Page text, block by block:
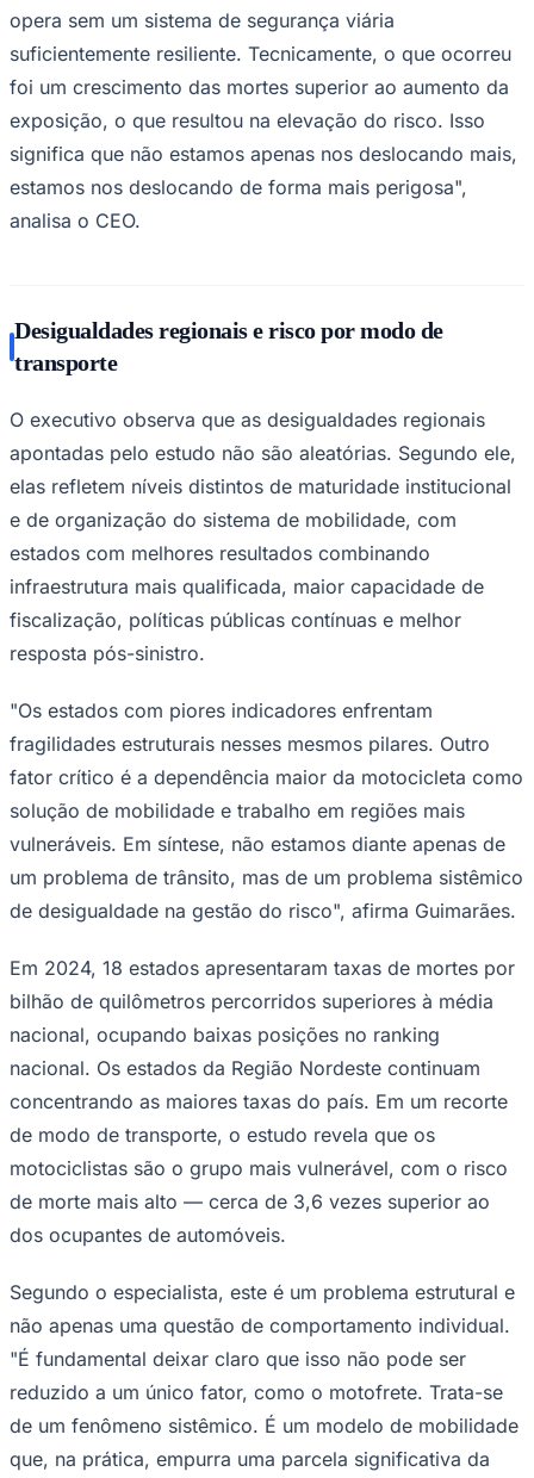
Corinthians
Palmeiras
São Paulo
opera sem um sistema de segurança viária
suficientemente resiliente. Tecnicamente, o que ocorreu
foi um crescimento das mortes superior ao aumento da
exposição, o que resultou na elevação do risco. Isso
significa que não estamos apenas nos deslocando mais,
estamos nos deslocando de forma mais perigosa",
analisa o CEO.
Desigualdades regionais e risco por modo de
transporte
O executivo observa que as desigualdades regionais
apontadas pelo estudo não são aleatórias. Segundo ele,
elas refletem níveis distintos de maturidade institucional
e de organização do sistema de mobilidade, com
estados com melhores resultados combinando
infraestrutura mais qualificada, maior capacidade de
fiscalização, políticas públicas contínuas e melhor
resposta pós-sinistro.
"Os estados com piores indicadores enfrentam
fragilidades estruturais nesses mesmos pilares. Outro
fator crítico é a dependência maior da motocicleta como
solução de mobilidade e trabalho em regiões mais
vulneráveis. Em síntese, não estamos diante apenas de
um problema de trânsito, mas de um problema sistêmico
de desigualdade na gestão do risco", afirma Guimarães.
Em 2024, 18 estados apresentaram taxas de mortes por
bilhão de quilômetros percorridos superiores à média
nacional, ocupando baixas posições no ranking
nacional. Os estados da Região Nordeste continuam
concentrando as maiores taxas do país. Em um recorte
de modo de transporte, o estudo revela que os
motociclistas são o grupo mais vulnerável, com o risco
de morte mais alto — cerca de 3,6 vezes superior ao
dos ocupantes de automóveis.
Segundo o especialista, este é um problema estrutural e
não apenas uma questão de comportamento individual.
"É fundamental deixar claro que isso não pode ser
reduzido a um único fator, como o motofrete. Trata-se
de um fenômeno sistêmico. É um modelo de mobilidade
que, na prática, empurra uma parcela significativa da